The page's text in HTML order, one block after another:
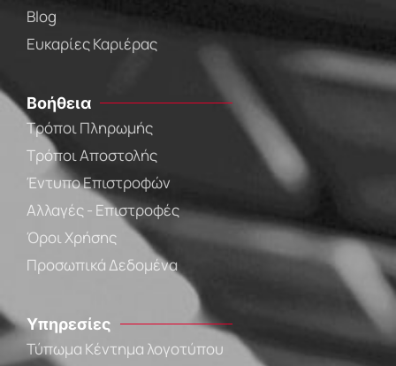
Blog
Ευκαρίες Καριέρας
Βοήθεια
Τρόποι Πληρωμής
Τρόποι Αποστολής
Έντυπο Επιστροφών
Αλλαγές - Επιστροφές
Όροι Χρήσης
Προσωπικά Δεδομένα
Υπηρεσίες
Τύπωμα Κέντημα λογοτύπου